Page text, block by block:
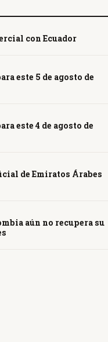
con Ecuador
este 5 de agosto de
este 4 de agosto de
de Emiratos Árabes
aún no recupera su